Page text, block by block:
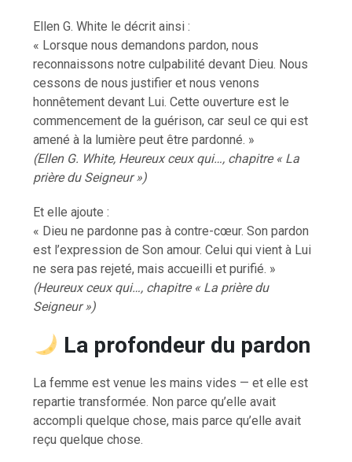
Ellen G. White le décrit ainsi :
« Lorsque nous demandons pardon, nous
reconnaissons notre culpabilité devant Dieu. Nous
cessons de nous justifier et nous venons
honnêtement devant Lui. Cette ouverture est le
commencement de la guérison, car seul ce qui est
amené à la lumière peut être pardonné. »
(Ellen G. White, Heureux ceux qui…, chapitre « La
prière du Seigneur »)
Et elle ajoute :
« Dieu ne pardonne pas à contre-cœur. Son pardon
est l’expression de Son amour. Celui qui vient à Lui
ne sera pas rejeté, mais accueilli et purifié. »
(Heureux ceux qui…, chapitre « La prière du
Seigneur »)
La profondeur du pardon
La femme est venue les mains vides — et elle est
repartie transformée. Non parce qu’elle avait
accompli quelque chose, mais parce qu’elle avait
reçu quelque chose.